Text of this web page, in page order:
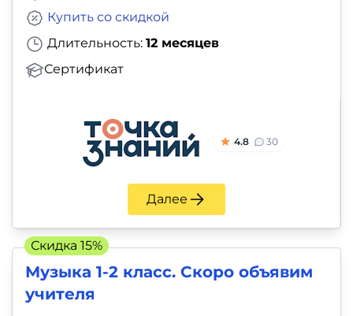
Длительность: 12 месяцев
Сертификат
Купить со скидкой
4.8 30
Далее
Музыка 1-2 класс. Скоро объявим
учителя
Скидка 15%